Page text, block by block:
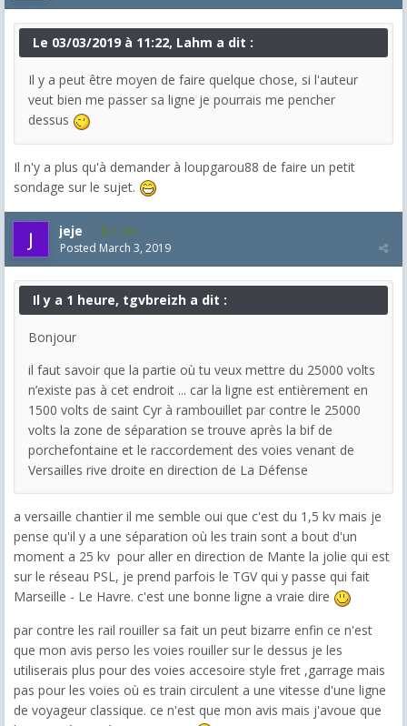
Le 03/03/2019 à 11:22, Lahm a dit :
Il y a peut être moyen de faire quelque chose, si l'auteur
veut bien me passer sa ligne je pourrais me pencher
dessus
Il n'y a plus qu'à demander à loupgarou88 de faire un petit
sondage sur le sujet.
jeje 1,304
Posted March 3, 2019
Il y a 1 heure, tgvbreizh a dit :
Bonjour
il faut savoir que la partie où tu veux mettre du 25000 volts
n’existe pas à cet endroit ... car la ligne est entièrement en
1500 volts de saint Cyr à rambouillet par contre le 25000
volts la zone de séparation se trouve après la bif de
porchefontaine et le raccordement des voies venant de
Versailles rive droite en direction de La Défense
a versaille chantier il me semble oui que c'est du 1,5 kv mais je
pense qu'il y a une séparation où les train sont a bout d'un
moment a 25 kv pour aller en direction de Mante la jolie qui est
sur le réseau PSL, je prend parfois le TGV qui y passe qui fait
Marseille - Le Havre. c'est une bonne ligne a vraie dire
par contre les rail rouiller sa fait un peut bizarre enfin ce n'est
que mon avis perso les voies rouiller sur le dessus je les
utiliserais plus pour des voies accesoire style fret ,garrage mais
pas pour les voies où es train circulent a une vitesse d'une ligne
de voyageur classique. ce n'est que mon avis mais j'avoue que